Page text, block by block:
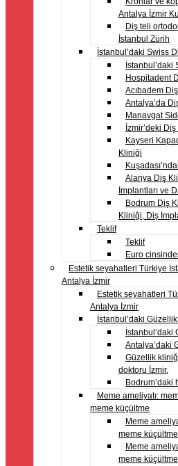
Antalya İzmir
Diş teli
İstanbul Zürih
İstanbul’daki Swiss
İstanbul’daki
Hospitadent
Acıbadem
Antalya’da
Manavgat
İzmir’deki
Kayseri
Kliniği
Alanya Diş
İmplantları ve
Bodrum Diş
Kliniği, Diş
Teklif
Teklif
Euro
Estetik seyahatleri Türkiye
Antalya İzmir
Estetik seyahatleri
Antalya İzmir
İstanbul’daki
İstanbul’daki
Antalya’daki
Güzellik
doktoru İzmir.
Bodrum’daki
Meme ameliyatı:
meme küçültme
Meme
meme küçültme
Meme
meme küçültme